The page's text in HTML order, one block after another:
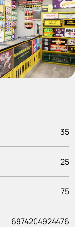
35
25
75
6974204924476